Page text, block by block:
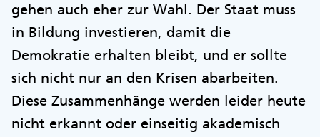
gehen auch eher zur Wahl. Der Staat muss
in Bildung investieren, damit die
Demokratie erhalten bleibt, und er sollte
sich nicht nur an den Krisen abarbeiten.
Diese Zusammenhänge werden leider heute
nicht erkannt oder einseitig akademisch